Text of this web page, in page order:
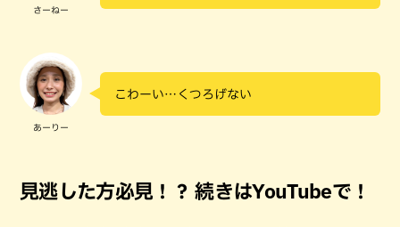
さーねー
あーりー
こわーい…くつろげない
見逃した方必見！？ 続きはYouTubeで！